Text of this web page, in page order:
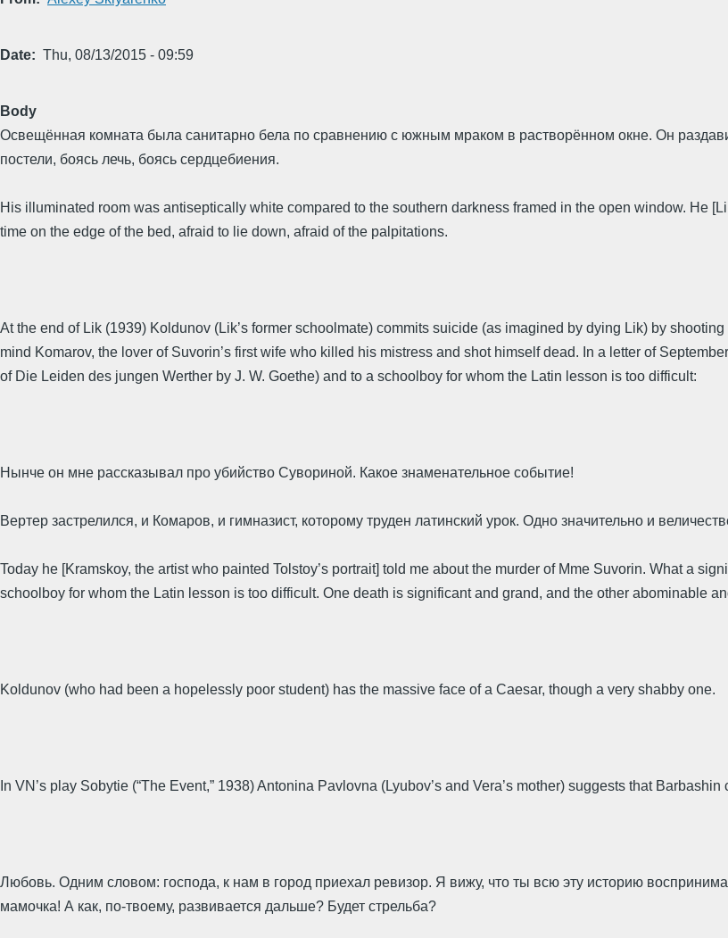
Date Thu, 08/13/2015 - 09:59
Body
Освещённая комната была санитарно бела по сравнению с южным мраком в растворённом окне. Он
постели, боясь лечь, боясь сердцебиения.
His illuminated room was antiseptically white compared to the southern darkness framed in the open window. He
time on the edge of the bed, afraid to lie down, afraid of the palpitations.
At the end of Lik (1939) Koldunov (Lik’s former schoolmate) commits suicide (as imagined by dying Lik) by
mind Komarov, the lover of Suvorin’s first wife who killed his mistress and shot himself dead. In a letter of
of Die Leiden des jungen Werther by J. W. Goethe) and to a schoolboy for whom the Latin lesson is too difficult:
Нынче он мне рассказывал про убийство Сувориной. Какое знаменательное событие!
Вертер застрелился, и Комаров, и гимназист, которому труден латинский урок. Одно значительно и
Today he [Kramskoy, the artist who painted Tolstoy’s portrait] told me about the murder of Mme Suvorin. What a
schoolboy for whom the Latin lesson is too difficult. One death is significant and grand, and the other abominable
Koldunov (who had been a hopelessly poor student) has the massive face of a Caesar, though a very shabby one.
In VN’s play Sobytie (“The Event,” 1938) Antonina Pavlovna (Lyubov’s and Vera’s mother) suggests that
Любовь. Одним словом: господа, к нам в город приехал ревизор. Я вижу, что ты всю эту историю
мамочка! А как, по-твоему, развивается дальше? Будет стрельба?